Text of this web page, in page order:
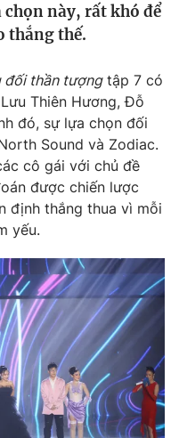
chọn này, rất khó để
thắng thế.
đối thần tượngtập 7 có
Thiên Hương, Đỗ
đó, sự lựa chọn đối
Sound và Zodiac.
cô gái với chủ đề
được chiến lược
định thắng thua vì mỗi
yếu.